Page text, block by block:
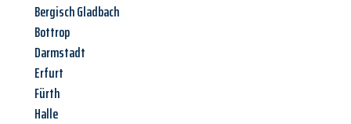
Bergisch Gladbach
Bottrop
Darmstadt
Erfurt
Fürth
Halle